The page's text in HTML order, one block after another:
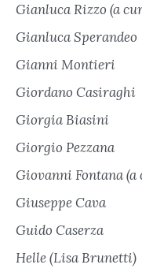
Gianluca Rizzo (a
Gianluca Sperandeo
Gianni Montieri
Giordano Casiraghi
Giorgia Biasini
Giorgio Pezzana
Giovanni Fontana (a
Giuseppe Cava
Guido Caserza
Helle (Lisa Brunetti)